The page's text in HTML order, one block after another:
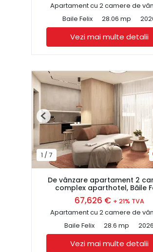
Apartament cu 2 camere de
Baile Felix
28.06 mp
Vezi mai multe detalii
1 /7
Previous
De vânzare apartament 2
complex aparthotel, Băile
67,626 € + 21% TVA
Apartament cu 2 camere de
Baile Felix
28.6 mp 2026
Vezi mai multe detalii